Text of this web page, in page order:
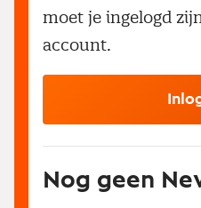
moet je ingelogd
account.
Nog geen